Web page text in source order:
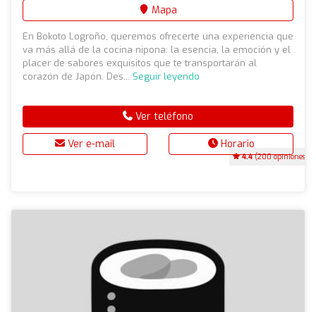
4.4(200 opiniones)
Mapa
En Bokoto Logroño, queremos ofrecerte una experiencia que
va más allá de la cocina nipona: la esencia, la emoción y el
placer de sabores exquisitos que te transportarán al
corazón de Japón. Des... Seguir leyendo
Ver teléfono
Ver e-mail Horario